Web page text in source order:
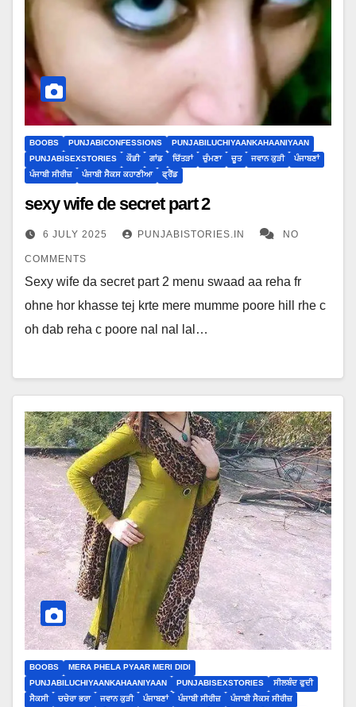
BOOBS PUNJABICONFESSIONS
PUNJABILUCHIYAANKAHAANIYAAN
PUNJABISEXSTORIES
ਕੌਡੀ ਗਾਂਡ ਚਿੱਤੜਾਂ ਚੁੰਮਣਾ ਚੂਤ ਜਵਾਨ ਕੁੜੀ
ਪੰਜਾਬਣਾਂ
ਪੰਜਾਬੀ ਸੀਰੀਜ਼
ਪੰਜਾਬੀ ਸੈਕਸ ਕਹਾਣੀਆ ਫ੍ਰੈਂਡ
sexy wife de secret part 2
6 JULY 2025 PUNJABISTORIES.IN NO
COMMENTS
Sexy wife da secret part 2 menu swaad aa reha fr
ohne hor khasse tej krte mere mumme poore hill rhe c
oh dab reha c poore nal nal lal…
BOOBS
MERA PHELA PYAAR MERI DIDI
PUNJABILUCHIYAANKAHAANIYAAN
PUNJABISEXSTORIES
ਸੀਲਬੰਦ ਫੁਦੀ
ਸੈਕਸੀ
ਚਚੇਰਾ ਭਰਾ ਜਵਾਨ ਕੁੜੀ ਪੰਜਾਬਣਾਂ ਪੰਜਾਬੀ ਸੀਰੀਜ਼
ਪੰਜਾਬੀ ਸੈਕਸ ਸੀਰੀਜ਼